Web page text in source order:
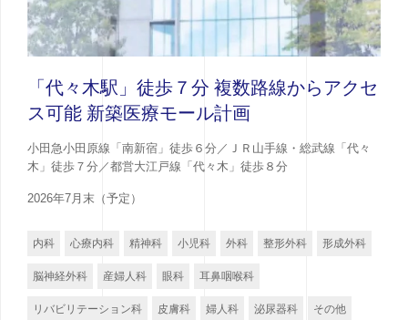
「代々木駅」徒歩７分 複数路線からアクセ
ス可能 新築医療モール計画
小田急小田原線「南新宿」徒歩６分／ＪＲ山手線・総武線「代々
木」徒歩７分／都営大江戸線「代々木」徒歩８分
2026年7月末（予定）
内科 心療内科 精神科 小児科 外科 整形外科 形成外科
脳神経外科 産婦人科 眼科 耳鼻咽喉科
リバビリテーション科 皮膚科 婦人科 泌尿器科 その他